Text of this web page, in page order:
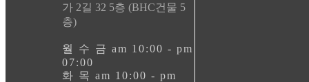
가 2길 32 5층 (BHC건물 5
층)
월 수 금 am 10:00 - pm
07:00
화 목 am 10:00 - pm